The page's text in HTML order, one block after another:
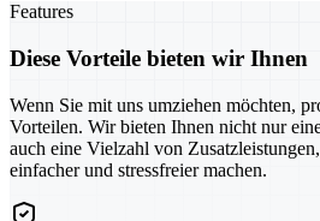
Features
Diese Vorteile bieten wir Ihnen
Wenn Sie mit uns umziehen möchten,
Vorteilen. Wir bieten Ihnen nicht nur
auch eine Vielzahl von
einfacher und stressfreier machen.